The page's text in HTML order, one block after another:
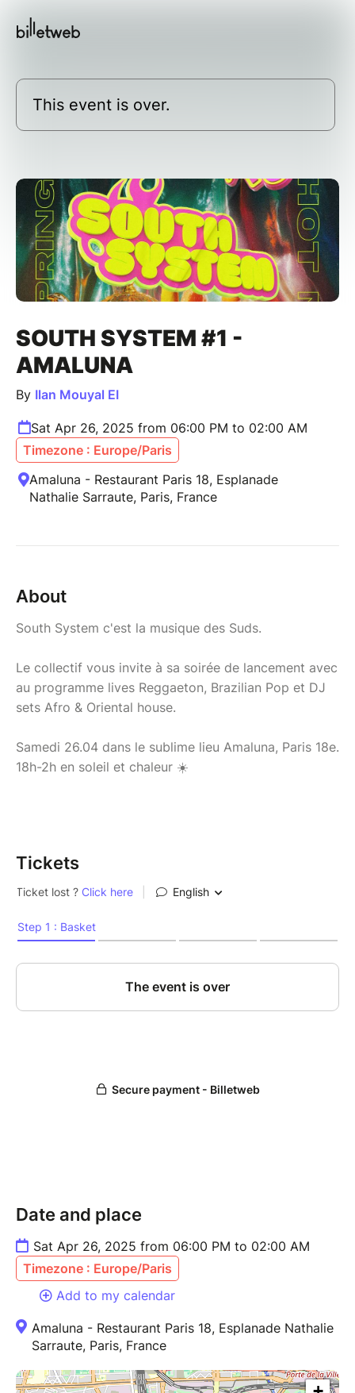
This event is over.
SOUTH SYSTEM #1 -
AMALUNA
By Ilan Mouyal EI
Sat Apr 26, 2025 from 06:00 PM to 02:00 AM
Timezone : Europe/Paris
Amaluna - Restaurant Paris 18, Esplanade
Nathalie Sarraute, Paris, France
About
South System c'est la musique des Suds.
Le collectif vous invite à sa soirée de lancement avec
au programme lives Reggaeton, Brazilian Pop et DJ
sets Afro & Oriental house.
Samedi 26.04 dans le sublime lieu Amaluna, Paris 18e.
18h-2h en soleil et chaleur ☀️
Tickets
Date and place
Sat Apr 26, 2025 from 06:00 PM to 02:00 AM
Timezone : Europe/Paris
Add to my calendar
Amaluna - Restaurant Paris 18, Esplanade Nathalie
Sarraute, Paris, France